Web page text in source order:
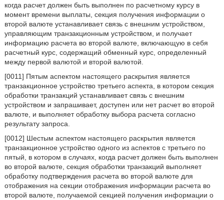
когда расчет должен быть выполнен по расчетному курсу в
момент времени выплаты, секция получения информации о
второй валюте устанавливает связь с внешним устройством,
управляющим транзакционным устройством, и получает
информацию расчета во второй валюте, включающую в себя
расчетный курс, содержащий обменный курс, определенный
между первой валютой и второй валютой.
[0011] Пятым аспектом настоящего раскрытия является
транзакционное устройство третьего аспекта, в котором секция
обработки транзакций устанавливает связь с внешним
устройством и запрашивает, доступен или нет расчет во второй
валюте, и выполняет обработку выбора расчета согласно
результату запроса.
[0012] Шестым аспектом настоящего раскрытия является
транзакционное устройство одного из аспектов с третьего по
пятый, в котором в случаях, когда расчет должен быть выполнен
во второй валюте, секция обработки транзакций выполняет
обработку подтверждения расчета во второй валюте для
отображения на секции отображения информации расчета во
второй валюте, получаемой секцией получения информации о